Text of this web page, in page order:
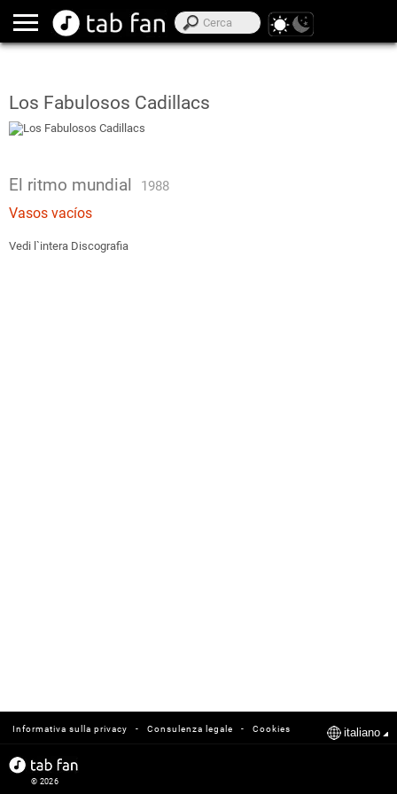
Los Fabulosos Cadillacs
El ritmo mundial 1988
Vasos vacíos
Vedi l`intera Discografia
Cookies
-
Consulenza legale
-
Informativa sulla privacy italiano
© 2026